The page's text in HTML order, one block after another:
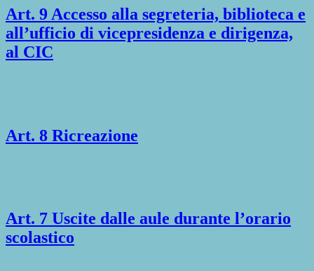
Art. 9 Accesso alla segreteria, biblioteca e
all’ufficio di vicepresidenza e dirigenza,
al CIC
Art. 8 Ricreazione
Art. 7 Uscite dalle aule durante l’orario
scolastico